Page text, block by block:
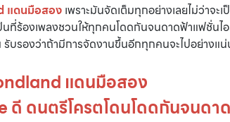
แดนมือสอง เพราะมันจัดเต็มทุกอย่างเลยไม่ว่าจะ
ที่ร้องเพลงชวนให้ทุกคนโดดกันจนดาดฟ้าแฟชั่นไ
บรองว่าถ้ามีการจัดงานขึ้นอีกทุกคนจะไปอย่างแ
แดนมือสอง
ดี ดนตรีโครตโดนโดดกันจนดา